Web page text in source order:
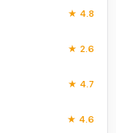
★ 4.8
★ 2.6
★ 4.7
★ 4.6